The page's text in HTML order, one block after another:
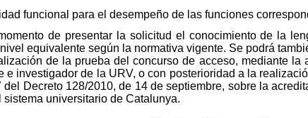
funcional para el desempeño de las funciones
de presentar la solicitud el conocimiento de la
equivalente según la normativa vigente. Se podrá
de la prueba del concurso de acceso, mediante
e investigador de la URV, o con posterioridad a la
Decreto 128/2010, de 14 de septiembre, sobre la
universitario de Catalunya.